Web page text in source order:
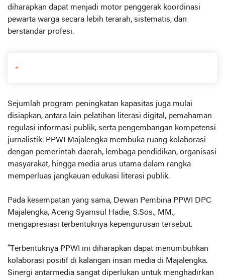
diharapkan dapat menjadi motor penggerak koordinasi
pewarta warga secara lebih terarah, sistematis, dan
berstandar profesi.
-
Sejumlah program peningkatan kapasitas juga mulai
disiapkan, antara lain pelatihan literasi digital, pemahaman
regulasi informasi publik, serta pengembangan kompetensi
jurnalistik. PPWI Majalengka membuka ruang kolaborasi
dengan pemerintah daerah, lembaga pendidikan, organisasi
masyarakat, hingga media arus utama dalam rangka
memperluas jangkauan edukasi literasi publik.
Pada kesempatan yang sama, Dewan Pembina PPWI DPC
Majalengka, Aceng Syamsul Hadie, S.Sos., MM.,
mengapresiasi terbentuknya kepengurusan tersebut.
“Terbentuknya PPWI ini diharapkan dapat menumbuhkan
kolaborasi positif di kalangan insan media di Majalengka.
Sinergi antarmedia sangat diperlukan untuk menghadirkan